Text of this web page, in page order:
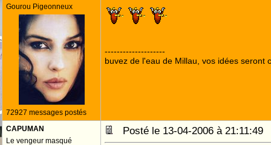
Gourou Pigeonneux
72927 messages postés
--------------------
buvez de l'eau de Millau, vos idées seront
CAPUMAN
Le vengeur masqué
Posté le 13-04-2006 à